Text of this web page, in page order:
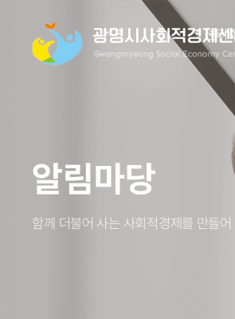
센터
알림마당
함께 더불어 사는 사회적경제를 만들어